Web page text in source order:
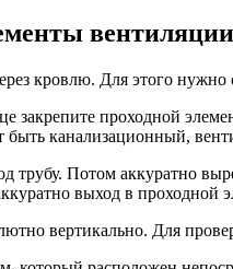
вентиляции
кровлю. Для этого
закрепите проходной
канализационный,
трубу. Потом аккуратно
выход в
вертикально. Для